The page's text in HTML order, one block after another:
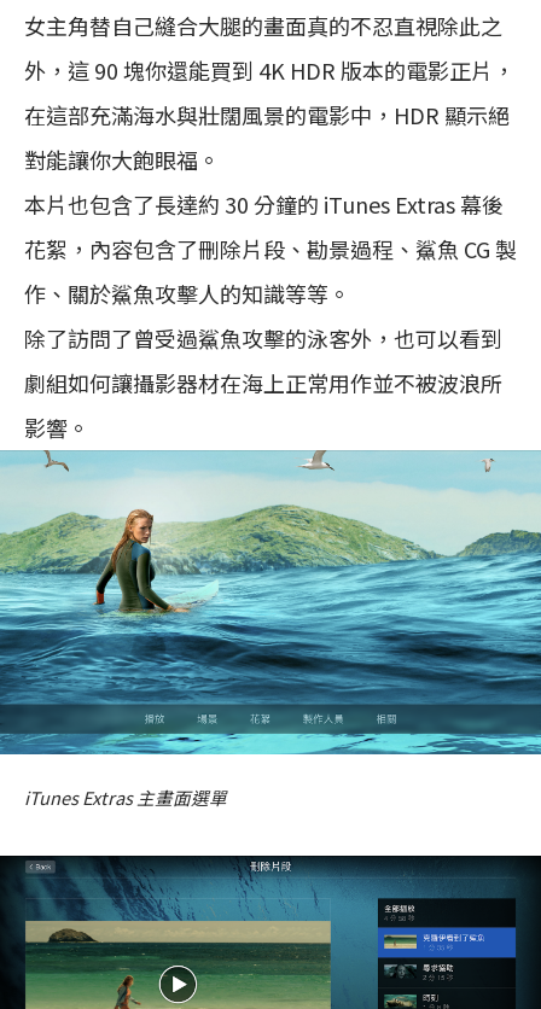
女主角替自己縫合大腿的畫面真的不忍直視除此之
外，這 90 塊你還能買到 4K HDR 版本的電影正片，
在這部充滿海水與壯闊風景的電影中，HDR 顯示絕
對能讓你大飽眼福。
本片也包含了長達約 30 分鐘的 iTunes Extras 幕後
花絮，內容包含了刪除片段、勘景過程、鯊魚 CG 製
作、關於鯊魚攻擊人的知識等等。
除了訪問了曾受過鯊魚攻擊的泳客外，也可以看到
劇組如何讓攝影器材在海上正常用作並不被波浪所
影響。
iTunes Extras 主畫面選單